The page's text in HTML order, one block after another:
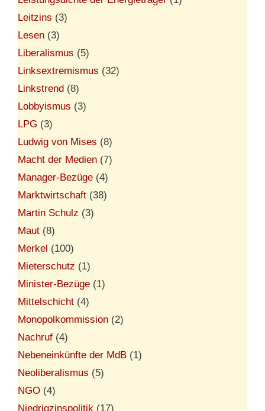
Leitzins (3)
Lesen (3)
Liberalismus (5)
Linksextremismus (32)
Linkstrend (8)
Lobbyismus (3)
LPG (3)
Ludwig von Mises (8)
Macht der Medien (7)
Manager-Bezüge (4)
Marktwirtschaft (38)
Martin Schulz (3)
Maut (8)
Merkel (100)
Mieterschutz (1)
Minister-Bezüge (1)
Mittelschicht (4)
Monopolkommission (2)
Nachruf (4)
Nebeneinkünfte der MdB (1)
Neoliberalismus (5)
NGO (4)
Niedrigzinspolitik (17)